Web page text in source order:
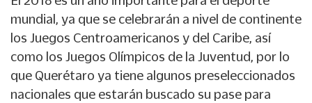
mundial, ya que se celebrarán a nivel de continente
los Juegos Centroamericanos y del Caribe, así
como los Juegos Olímpicos de la Juventud, por lo
que Querétaro ya tiene algunos preseleccionados
nacionales que estarán buscado su pase para